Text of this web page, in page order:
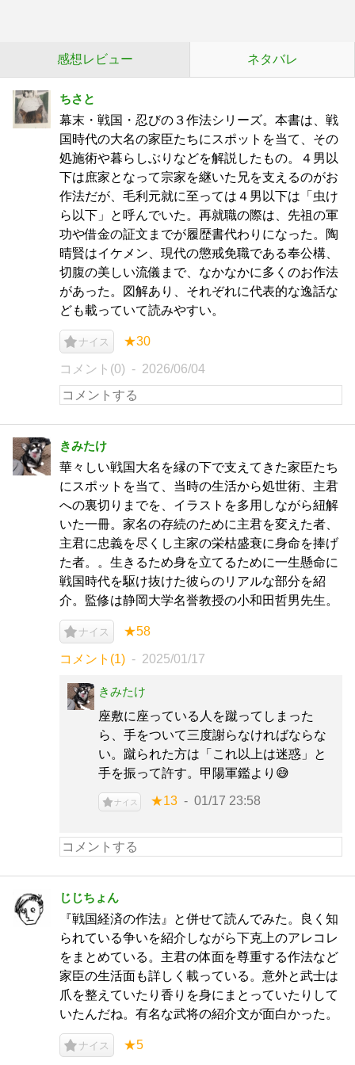
感想レビュー ネタバレ
ちさと
幕末・戦国・忍びの３作法シリーズ。本書は、戦
国時代の大名の家臣たちにスポットを当て、その
処施術や暮らしぶりなどを解説したもの。４男以
下は庶家となって宗家を継いた兄を支えるのがお
作法だが、毛利元就に至っては４男以下は「虫け
ら以下」と呼んでいた。再就職の際は、先祖の軍
功や借金の証文までが履歴書代わりになった。陶
晴賢はイケメン、現代の懲戒免職である奉公構、
切腹の美しい流儀まで、なかなかに多くのお作法
があった。図解あり、それぞれに代表的な逸話な
ども載っていて読みやすい。
ナイス ★30
コメント(0) 2026/06/04
きみたけ
華々しい戦国大名を縁の下で支えてきた家臣たち
にスポットを当て、当時の生活から処世術、主君
への裏切りまでを、イラストを多用しながら紐解
いた一冊。家名の存続のために主君を変えた者、
主君に忠義を尽くし主家の栄枯盛衰に身命を捧げ
た者。。生きるため身を立てるために一生懸命に
戦国時代を駆け抜けた彼らのリアルな部分を紹
介。監修は静岡大学名誉教授の小和田哲男先生。
ナイス ★58
コメント(1) 2025/01/17
きみたけ
座敷に座っている人を蹴ってしまった
ら、手をついて三度謝らなければならな
い。蹴られた方は「これ以上は迷惑」と
手を振って許す。甲陽軍鑑より😅
ナイス ★13 01/17 23:58
じじちょん
『戦国経済の作法』と併せて読んでみた。良く知
られている争いを紹介しながら下克上のアレコレ
をまとめている。主君の体面を尊重する作法など
家臣の生活面も詳しく載っている。意外と武士は
爪を整えていたり香りを身にまとっていたりして
いたんだね。有名な武将の紹介文が面白かった。
ナイス ★5